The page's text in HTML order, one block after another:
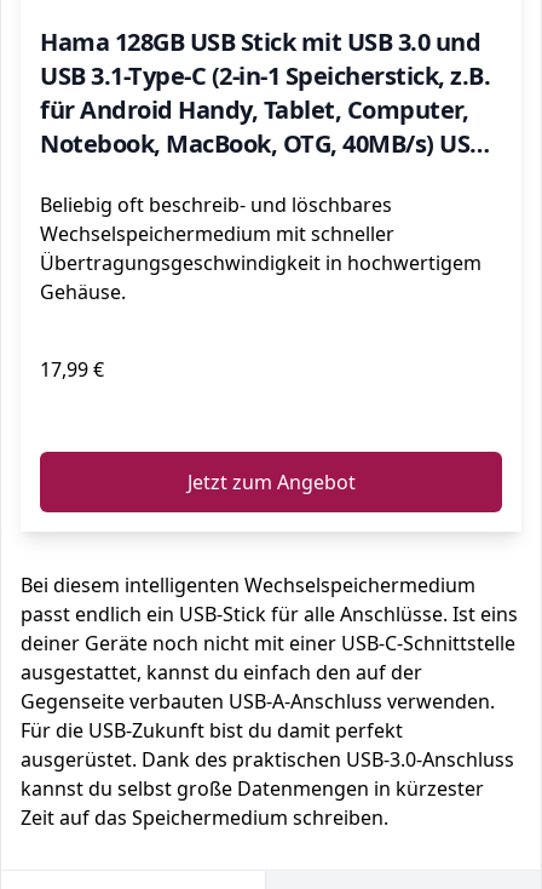
Hama 128GB USB Stick mit USB 3.0 und
USB 3.1-Type-C (2-in-1 Speicherstick, z.B.
für Android Handy, Tablet, Computer,
Notebook, MacBook, OTG, 40MB/s) USB-
Stick silber
Beliebig oft beschreib- und löschbares
Wechselspeichermedium mit schneller
Übertragungsgeschwindigkeit in hochwertigem
Gehäuse.
17,99 €
Jetzt zum Angebot
Bei diesem intelligenten Wechselspeichermedium
passt endlich ein USB-Stick für alle Anschlüsse. Ist eins
deiner Geräte noch nicht mit einer USB-C-Schnittstelle
ausgestattet, kannst du einfach den auf der
Gegenseite verbauten USB-A-Anschluss verwenden.
Für die USB-Zukunft bist du damit perfekt
ausgerüstet. Dank des praktischen USB-3.0-Anschluss
kannst du selbst große Datenmengen in kürzester
Zeit auf das Speichermedium schreiben.